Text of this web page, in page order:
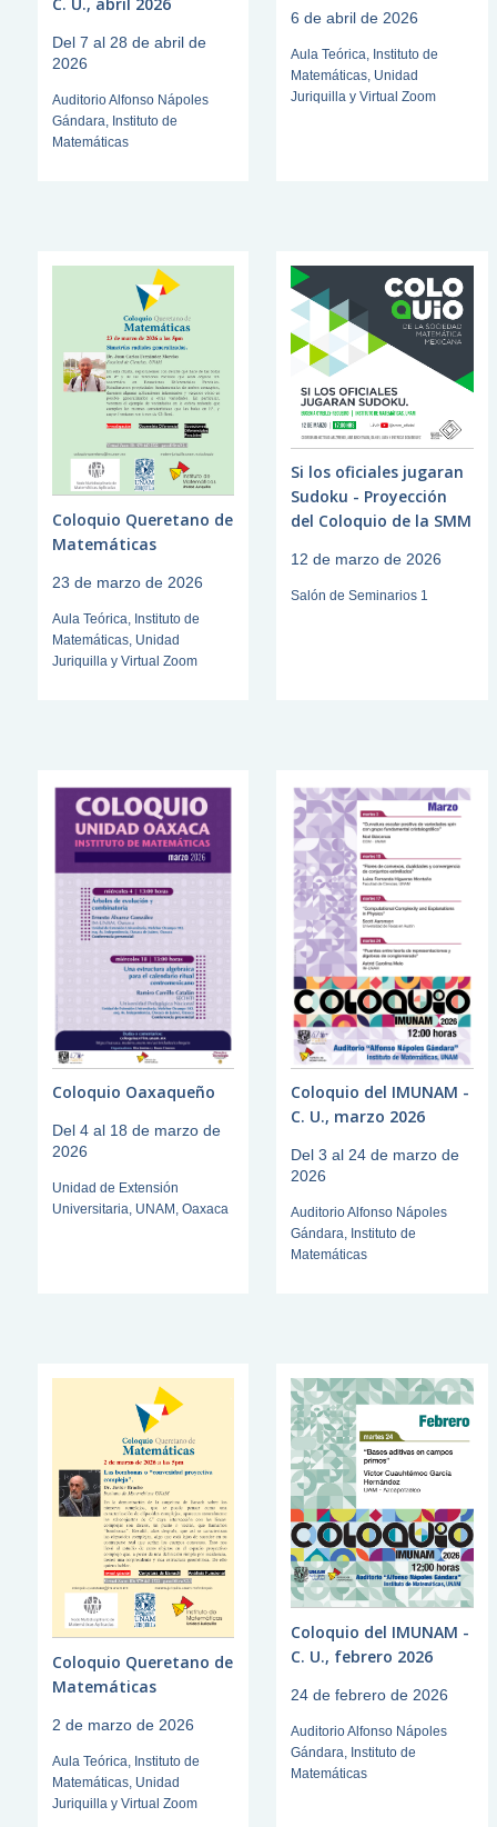
Del 7 al 28 de abril de
2026
Auditorio Alfonso Nápoles
Gándara, Instituto de
Matemáticas
6 de abril de 2026
Aula Teórica, Instituto de
Matemáticas, Unidad
Juriquilla y Virtual Zoom
Coloquio Queretano de
Matemáticas
23 de marzo de 2026
Aula Teórica, Instituto de
Matemáticas, Unidad
Juriquilla y Virtual Zoom
Si los oficiales jugaran
Sudoku - Proyección
del Coloquio de la SMM
12 de marzo de 2026
Salón de Seminarios 1
Coloquio Oaxaqueño
Del 4 al 18 de marzo de
2026
Unidad de Extensión
Universitaria, UNAM, Oaxaca
Coloquio del IMUNAM -
C. U., marzo 2026
Del 3 al 24 de marzo de
2026
Auditorio Alfonso Nápoles
Gándara, Instituto de
Matemáticas
Coloquio Queretano de
Matemáticas
2 de marzo de 2026
Aula Teórica, Instituto de
Matemáticas, Unidad
Juriquilla y Virtual Zoom
Coloquio del IMUNAM -
C. U., febrero 2026
24 de febrero de 2026
Auditorio Alfonso Nápoles
Gándara, Instituto de
Matemáticas